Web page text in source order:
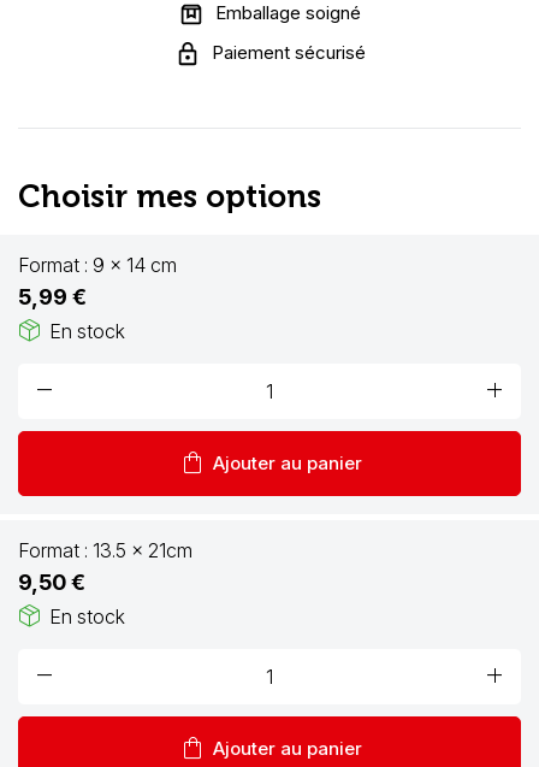
Emballage soigné
Paiement sécurisé
Choisir mes options
Format : 9 x 14 cm
5,99 €
package_2 En stock
remove add
shopping_bag Ajouter au panier
Format : 13.5 x 21cm
9,50 €
package_2 En stock
remove add
shopping_bag Ajouter au panier